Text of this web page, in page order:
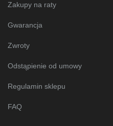
Zakupy na raty
Gwarancja
Zwroty
Odstąpienie od umowy
Regulamin sklepu
FAQ